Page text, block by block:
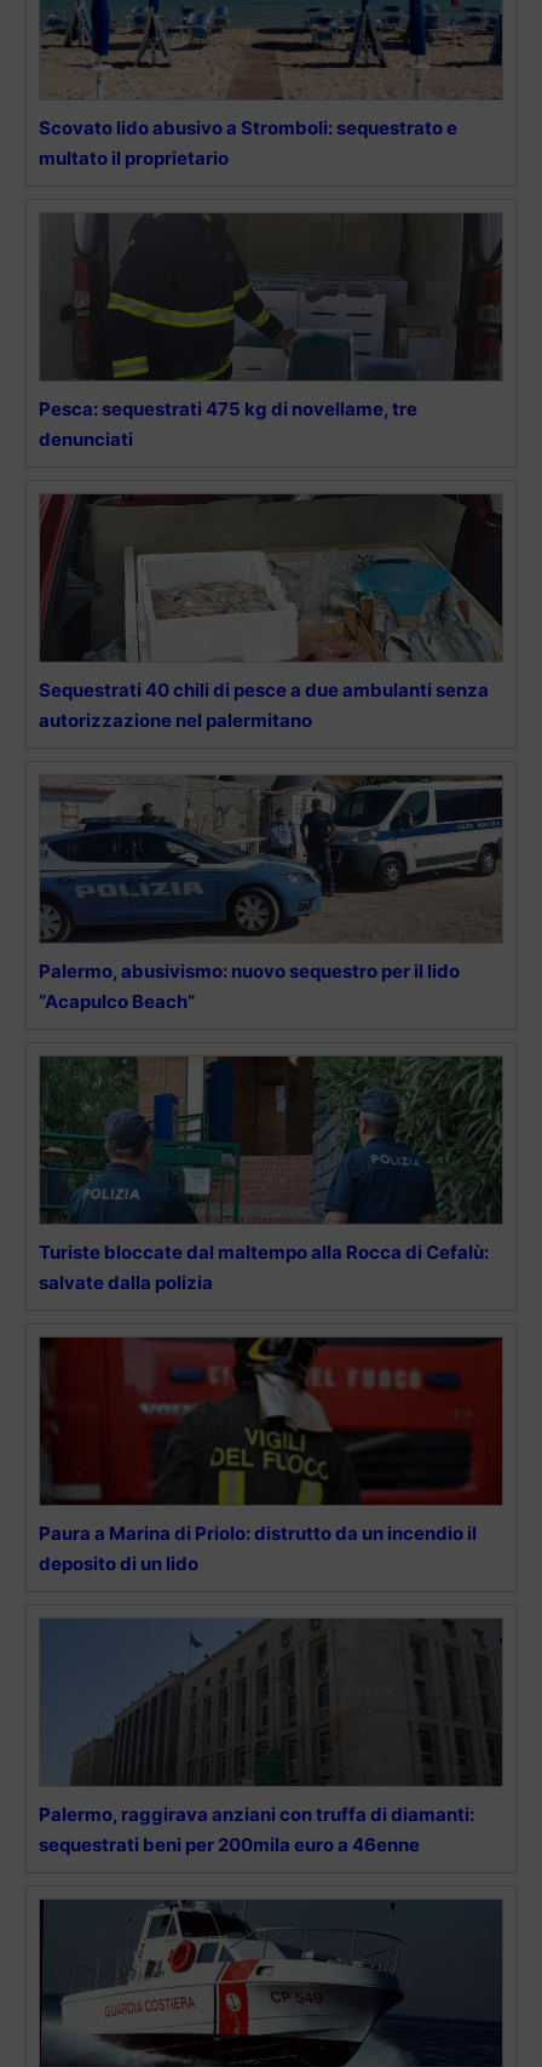
Scovato lido abusivo a Stromboli: sequestrato e
multato il proprietario
Pesca: sequestrati 475 kg di novellame, tre
denunciati
Sequestrati 40 chili di pesce a due ambulanti senza
autorizzazione nel palermitano
Palermo, abusivismo: nuovo sequestro per il lido
“Acapulco Beach”
Turiste bloccate dal maltempo alla Rocca di Cefalù:
salvate dalla polizia
Paura a Marina di Priolo: distrutto da un incendio il
deposito di un lido
Palermo, raggirava anziani con truffa di diamanti:
sequestrati beni per 200mila euro a 46enne